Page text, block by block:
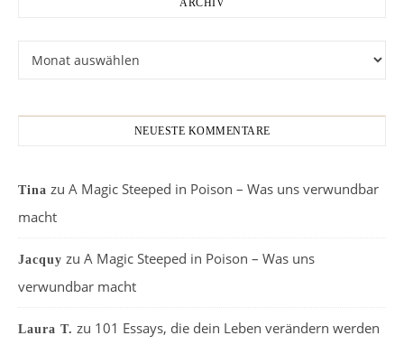
NEUESTE KOMMENTARE
Tina zu A Magic Steeped in Poison – Was uns verwundbar
macht
Jacquy zu A Magic Steeped in Poison – Was uns
verwundbar macht
Laura T. zu 101 Essays, die dein Leben verändern werden